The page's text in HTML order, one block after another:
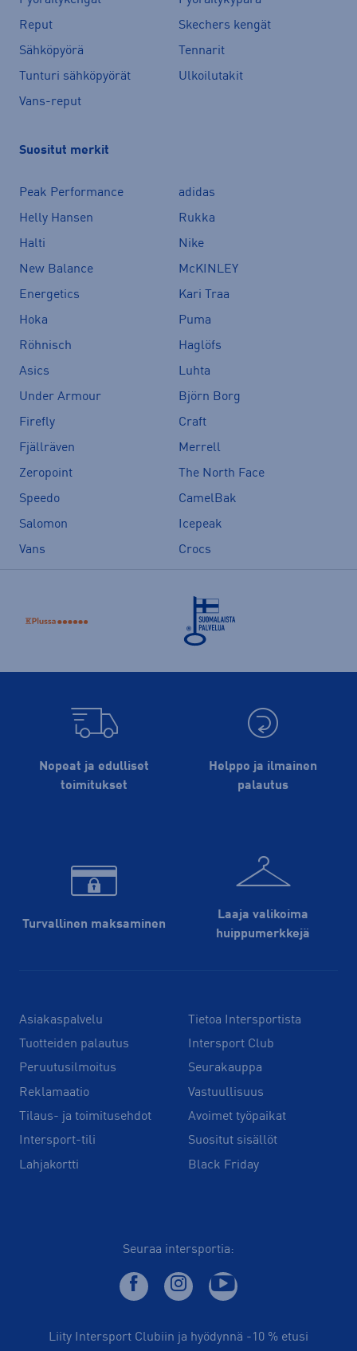
Reput
Skechers kengät
Sähköpyörä
Tennarit
Tunturi sähköpyörät
Ulkoilutakit
Vans-reput
Suositut merkit
Peak Performance
adidas
Helly Hansen
Rukka
Halti
Nike
New Balance
McKINLEY
Energetics
Kari Traa
Hoka
Puma
Röhnisch
Haglöfs
Asics
Luhta
Under Armour
Björn Borg
Firefly
Craft
Fjällräven
Merrell
Zeropoint
The North Face
Speedo
CamelBak
Salomon
Icepeak
Vans
Crocs
Nopeat ja edulliset
toimitukset
Helppo ja ilmainen
palautus
Turvallinen maksaminen
Laaja valikoima
huippu­merkkejä
Asiakaspalvelu
Tuotteiden palautus
Peruutusilmoitus
Reklamaatio
Tilaus- ja toimitusehdot
Intersport-tili
Lahjakortti
Tietoa Intersportista
Intersport Club
Seurakauppa
Vastuullisuus
Avoimet työpaikat
Suositut sisällöt
Black Friday
Seuraa intersportia:
Liity Intersport Clubiin ja hyödynnä -10 % etusi